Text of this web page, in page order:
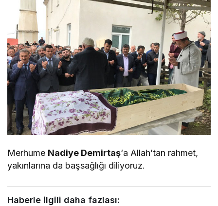
Merhume Nadiye Demirtaş‘a Allah’tan rahmet,
yakınlarına da başsağlığı diliyoruz.
Haberle ilgili daha fazlası: